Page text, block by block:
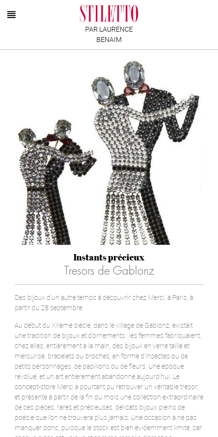
PAR LAURENCE
BENAIM
Instants précieux
Tresors de Gablonz
Des bijoux d’un autre temps à découvrir chez Merci, à Paris, à
partir du 28 septembre
Au début du XXème siècle, dans le village de Gablonz, existait
une tradition de bijoux et d’ornements : les femmes fabriquaient,
chez elles, entièrement à la main, des bijoux en verre taillé et
mercurisé, bracelets ou broches, en forme d’insectes ou de
petits personnages, de papillons ou de fleurs. Une époque
révolue, et un art entièrement abandonné aujourd’hui. Le
concept-store Merci a pourtant pu retrouver un véritable trésor,
et présente à partir de la fin du mois une collection extraordinaire
de ces pièces, rares et précieuses, délicats bijoux pleins de
poésie que l’on ne trouvera plus jamais. Une occasion à ne pas
manquer donc, puisque le stock est bien évidemment limité, car